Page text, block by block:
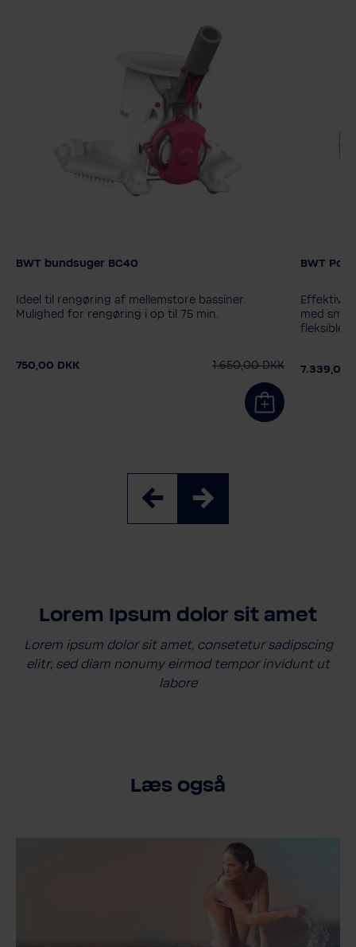
BWT bundsuger BC40
Ideel til rengøring af mellemstore bassiner.
Mulighed for rengøring i op til 75 min.
750,00 DKK 1.650,00 DKK
Model
BWT
Effektiv
med
fleksible
7.339,00
Lorem Ipsum dolor sit amet
Lorem ipsum dolor sit amet, consetetur sadipscing
elitr, sed diam nonumy eirmod tempor invidunt ut
labore
Læs også